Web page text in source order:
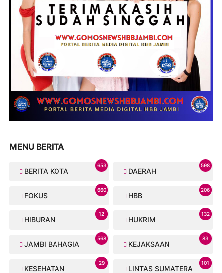
MENU BERITA
BERITA KOTA
653
DAERAH
598
FOKUS
660
HBB
206
HIBURAN
12
HUKRIM
132
JAMBI BAHAGIA
568
KEJAKSAAN
83
KESEHATAN
29
LINTAS SUMATERA
101